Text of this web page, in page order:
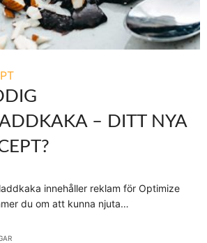
– DITT NYA
innehåller reklam för Optimize
du om att kunna njuta…